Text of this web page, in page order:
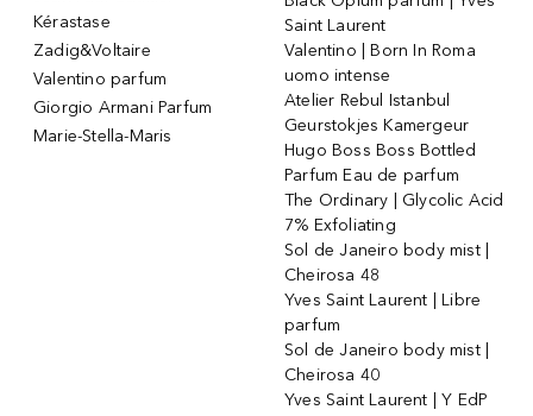
Kérastase
Zadig&Voltaire
Valentino parfum
Giorgio Armani Parfum
Marie-Stella-Maris
Saint Laurent
Valentino | Born In Roma
uomo intense
Atelier Rebul Istanbul
Geurstokjes Kamergeur
Hugo Boss Boss Bottled
Parfum Eau de parfum
The Ordinary | Glycolic Acid
7% Exfoliating
Sol de Janeiro body mist |
Cheirosa 48
Yves Saint Laurent | Libre
parfum
Sol de Janeiro body mist |
Cheirosa 40
Yves Saint Laurent | Y EdP